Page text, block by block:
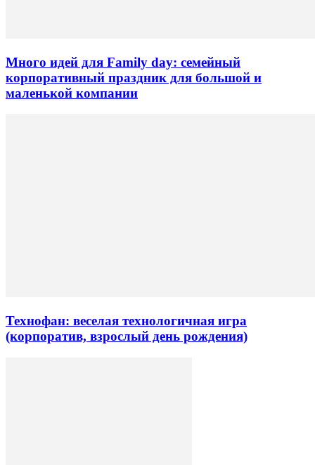
Много идей для Family day: семейный
корпоративный праздник для большой и
маленькой компании
Технофан: веселая технологичная игра
(корпоратив, взрослый день рождения)